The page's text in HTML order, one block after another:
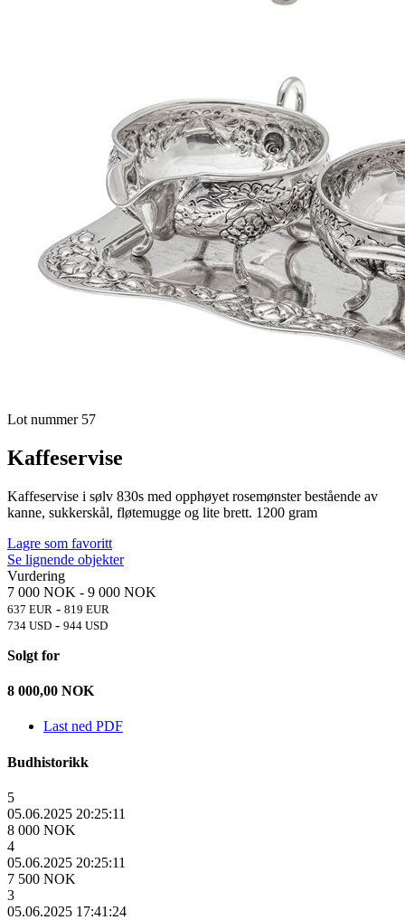
Lot nummer 57
Kaffeservise
Kaffeservise i sølv 830s med opphøyet rosemønster bestående av
kanne, sukkerskål, fløtemugge og lite brett. 1200 gram
Lagre som favoritt
Se lignende objekter
Vurdering
7 000 NOK - 9 000 NOK
637 EUR - 819 EUR
734 USD - 944 USD
Solgt for
8 000,00 NOK
Last ned PDF
Budhistorikk
5
05.06.2025 20:25:11
8 000 NOK
4
05.06.2025 20:25:11
7 500 NOK
3
05.06.2025 17:41:24